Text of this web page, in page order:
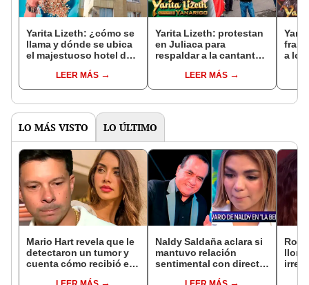
Yarita Lizeth: ¿cómo se
llama y dónde se ubica
el majestuoso hotel de 9
LEER MÁS
Yarita Lizeth: protestan
en Juliaca para
respaldar a la cantante
investigación fiscal
LEER MÁS
a
LO MÁS VISTO LO ÚLTIMO
Mario Hart revela que le
detectaron un tumor y
cuenta cómo recibió el
Naldy Saldaña aclara si
mantuvo relación
sentimental con director
llora